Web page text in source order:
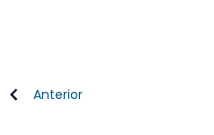
Anterior